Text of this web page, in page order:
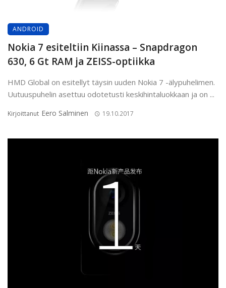
ANDROID
Nokia 7 esiteltiin Kiinassa – Snapdragon
630, 6 Gt RAM ja ZEISS-optiikka
HMD Global on esitellyt täysin uuden Nokia 7 -älypuhelimen.
Uutuuspuhelin asettuu odotetusti keskihintaluokkaan ja on ...
Kirjoittanut Eero Salminen 19.10.2017